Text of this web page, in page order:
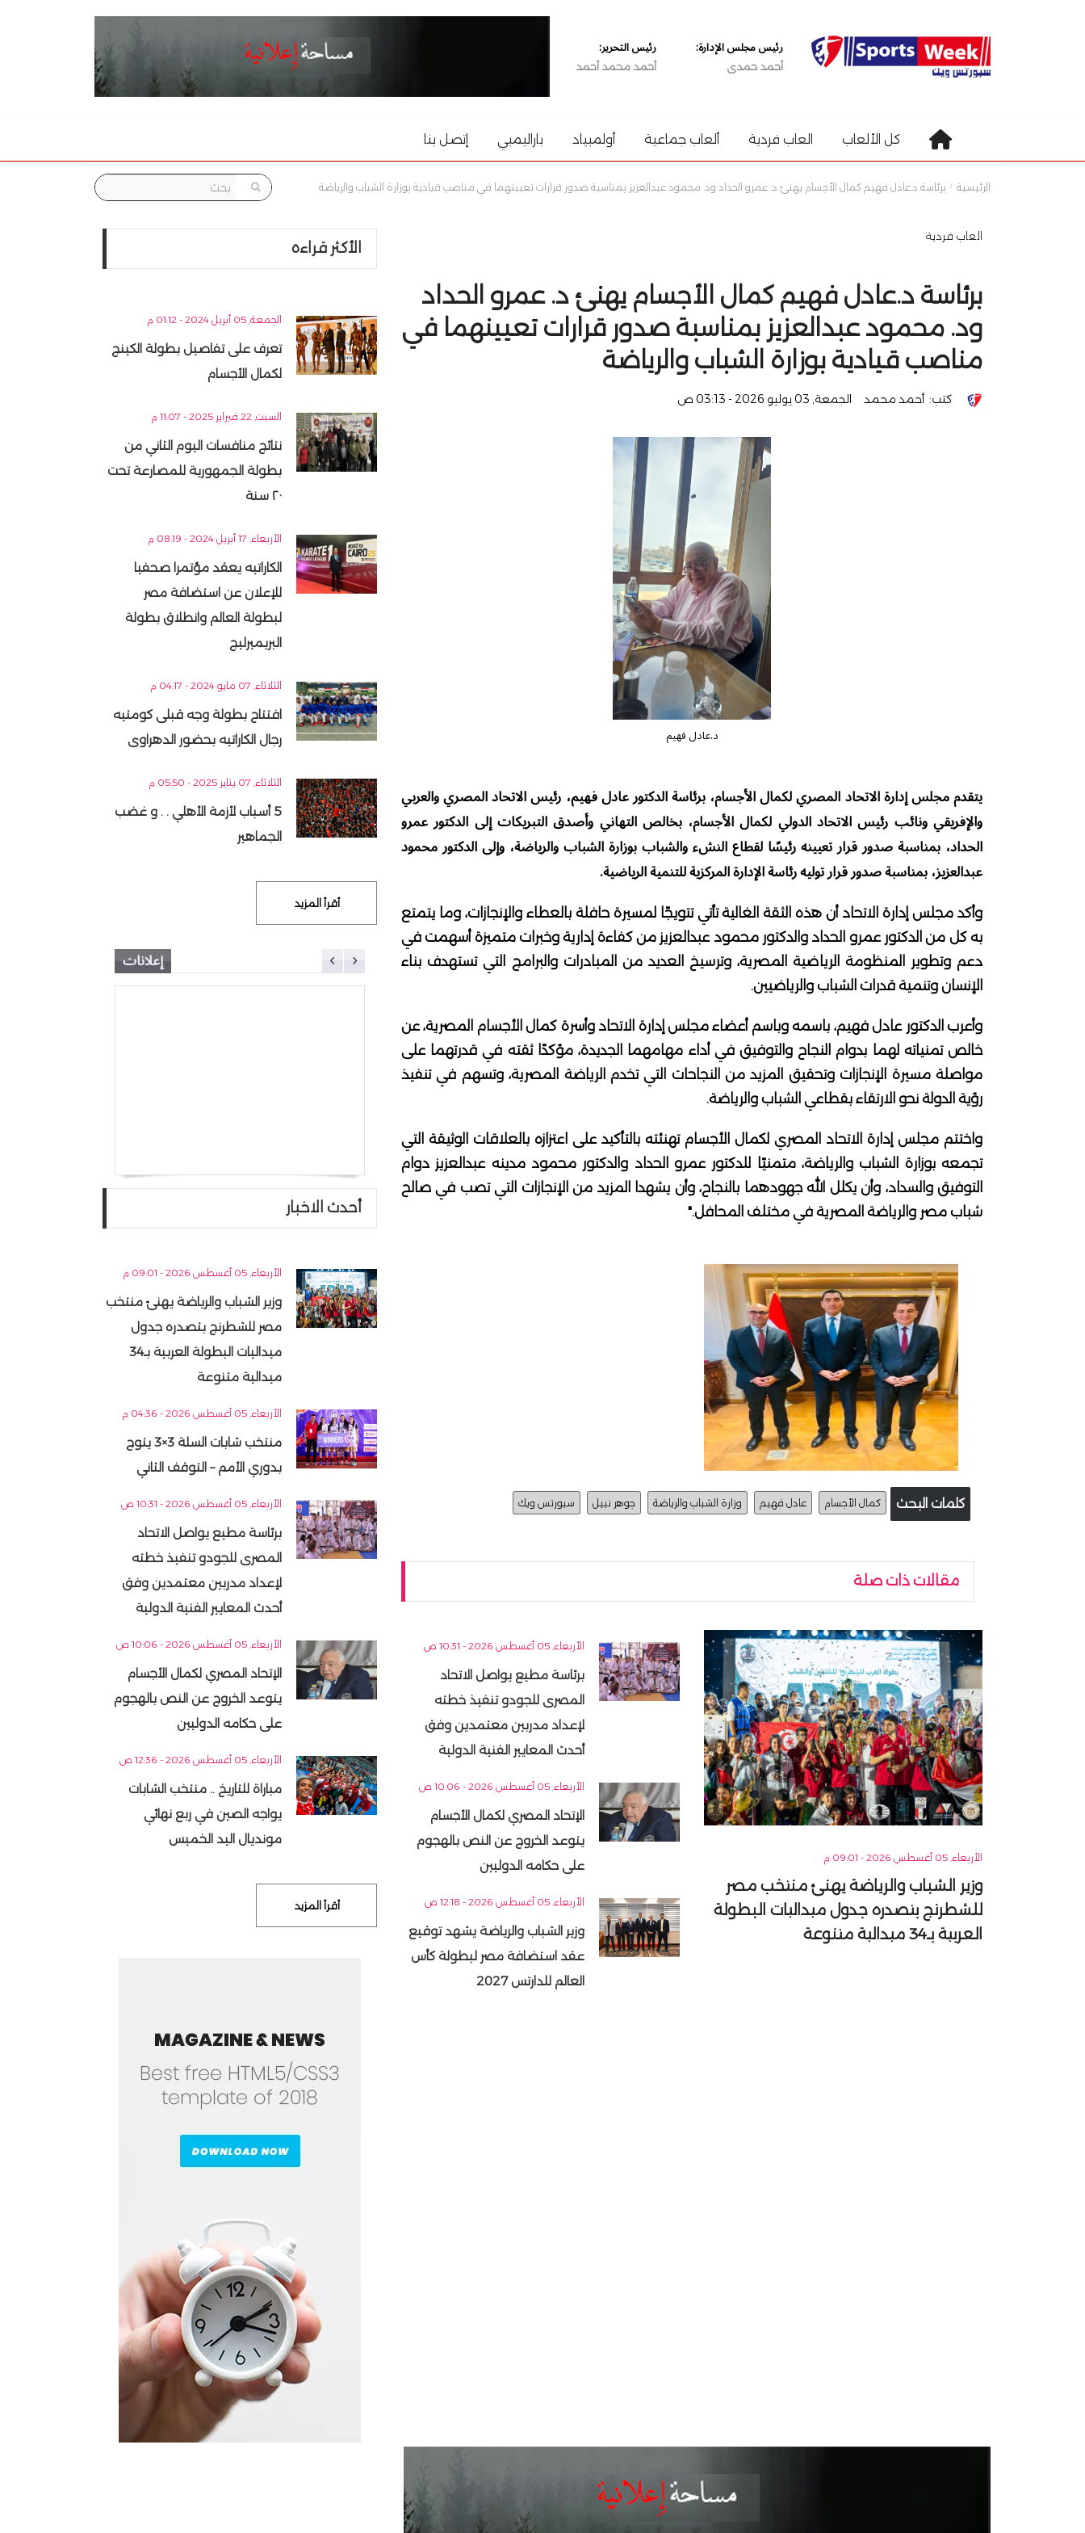
رئيس مجلس الإدارة:
أحمد حمدى
رئيس التحرير:
أحمد محمد أحمد
كل الألعاب العاب فردية ألعاب جماعية أولمبياد باراليمبي إتصل بنا
الرئيسية برئاسة د.عادل فهيم كمال الأجسام يهنئ د. عمرو الحداد ود. محمود عبدالعزيز بمناسبة صدور قرارات تعيينهما في مناصب قيادية بوزارة الشباب والرياضة
العاب فردية
برئاسة د.عادل فهيم كمال الأجسام يهنئ د. عمرو الحداد
ود. محمود عبدالعزيز بمناسبة صدور قرارات تعيينهما في
مناصب قيادية بوزارة الشباب والرياضة
كتب: أحمد محمد الجمعة, 03 يوليو 2026 - 03:13 ص
د.عادل فهيم
يتقدم مجلس إدارة الاتحاد المصري لكمال الأجسام، برئاسة الدكتور عادل فهيم، رئيس الاتحاد المصري والعربي
والإفريقي ونائب رئيس الاتحاد الدولي لكمال الأجسام، بخالص التهاني وأصدق التبريكات إلى الدكتور عمرو
الحداد، بمناسبة صدور قرار تعيينه رئيسًا لقطاع النشء والشباب بوزارة الشباب والرياضة، وإلى الدكتور محمود
عبدالعزيز، بمناسبة صدور قرار توليه رئاسة الإدارة المركزية للتنمية الرياضية.
وأكد مجلس إدارة الاتحاد أن هذه الثقة الغالية تأتي تتويجًا لمسيرة حافلة بالعطاء والإنجازات، وما يتمتع
به كل من الدكتور عمرو الحداد والدكتور محمود عبدالعزيز من كفاءة إدارية وخبرات متميزة أسهمت في
دعم وتطوير المنظومة الرياضية المصرية، وترسيخ العديد من المبادرات والبرامج التي تستهدف بناء
الإنسان وتنمية قدرات الشباب والرياضيين.
وأعرب الدكتور عادل فهيم، باسمه وباسم أعضاء مجلس إدارة الاتحاد وأسرة كمال الأجسام المصرية، عن
خالص تمنياته لهما بدوام النجاح والتوفيق في أداء مهامهما الجديدة، مؤكدًا ثقته في قدرتهما على
مواصلة مسيرة الإنجازات وتحقيق المزيد من النجاحات التي تخدم الرياضة المصرية، وتسهم في تنفيذ
رؤية الدولة نحو الارتقاء بقطاعي الشباب والرياضة.
واختتم مجلس إدارة الاتحاد المصري لكمال الأجسام تهنئته بالتأكيد على اعتزازه بالعلاقات الوثيقة التي
تجمعه بوزارة الشباب والرياضة، متمنيًا للدكتور عمرو الحداد والدكتور محمود مدينه عبدالعزيز دوام
التوفيق والسداد، وأن يكلل الله جهودهما بالنجاح، وأن يشهدا المزيد من الإنجازات التي تصب في صالح
شباب مصر والرياضة المصرية في مختلف المحافل."
كلمات البحث كمال الأجسام عادل فهيم وزارة الشباب والرياضة جوهر نبيل سبورتس ويك
مقالات ذات صلة
الأربعاء, 05 أغسطس 2026 - 09:01 م
وزير الشباب والرياضة يهنئ منتخب مصر
للشطرنج بتصدره جدول ميداليات البطولة
العربية بـ34 ميدالية متنوعة
الأربعاء, 05 أغسطس 2026 - 10:31 ص
برئاسة مطيع يواصل الاتحاد
المصرى للجودو تنفيذ خطته
لإعداد مدربين معتمدين وفق
أحدث المعايير الفنية الدولية
الأربعاء, 05 أغسطس 2026 - 10:06 ص
الإتحاد المصري لكمال الأجسام
يتوعد الخروج عن النص بالهجوم
على حكامه الدوليين
الأربعاء, 05 أغسطس 2026 - 12:18 ص
وزير الشباب والرياضة يشهد توقيع
عقد استضافة مصر لبطولة كأس
العالم للدارتس 2027
الأكثر قراءه
الجمعة, 05 أبريل 2024 - 01:12 م
تعرف على تفاصيل بطولة الكينج
لكمال الأجسام
السبت, 22 فبراير 2025 - 11:07 م
نتائج منافسات اليوم الثاني من
بطولة الجمهورية للمصارعة تحت
٢٠ سنة
الأربعاء, 17 أبريل 2024 - 08:19 م
الكاراتيه يعقد مؤتمرا صحفيا
للإعلان عن استضافة مصر
لبطولة العالم وانطلاق بطولة
البريميرليج
الثلاثاء, 07 مايو 2024 - 04:17 م
افتتاح بطولة وجه قبلى كومتيه
رجال الكاراتيه بحضور الدهراوى
الثلاثاء, 07 يناير 2025 - 05:50 م
5 أسباب لأزمة الأهلي . . و غضب
الجماهير
أقرأ المزيد
إعلانات
أحدث الاخبار
الأربعاء, 05 أغسطس 2026 - 09:01 م
وزير الشباب والرياضة يهنئ منتخب
مصر للشطرنج بتصدره جدول
ميداليات البطولة العربية بـ34
ميدالية متنوعة
الأربعاء, 05 أغسطس 2026 - 04:36 م
منتخب شابات السلة 3×3 يتوج
بدوري الأمم – التوقف الثاني
الأربعاء, 05 أغسطس 2026 - 10:31 ص
برئاسة مطيع يواصل الاتحاد
المصرى للجودو تنفيذ خطته
لإعداد مدربين معتمدين وفق
أحدث المعايير الفنية الدولية
الأربعاء, 05 أغسطس 2026 - 10:06 ص
الإتحاد المصري لكمال الأجسام
يتوعد الخروج عن النص بالهجوم
على حكامه الدوليين
الأربعاء, 05 أغسطس 2026 - 12:36 ص
مباراة للتاريخ .. منتخب الشابات
يواجه الصين في ربع نهائي
مونديال اليد الخميس
أقرأ المزيد